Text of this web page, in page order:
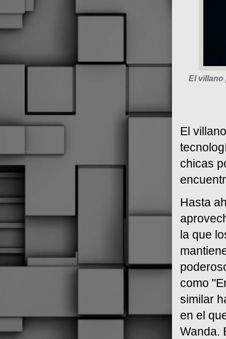
El villano
El
chicas
Hasta
la que
como
similar
en el
Wanda.